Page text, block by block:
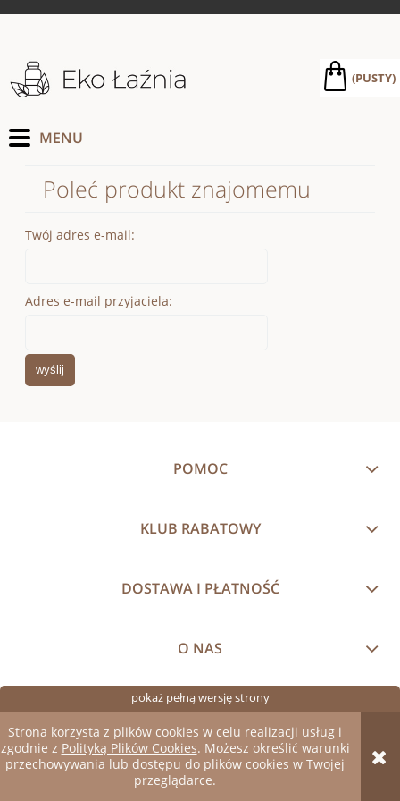
Strona korzysta z plików cookies w celu realizacji usług i
zgodnie z Polityką Plików Cookies. Możesz określić warunki
przechowywania lub dostępu do plików cookies w Twojej
przeglądarce.
(PUSTY)
Poleć produkt znajomemu
Twój adres e-mail:
Adres e-mail przyjaciela:
wyślij
POMOC
KLUB RABATOWY
DOSTAWA I PŁATNOŚĆ
O NAS
pokaż pełną wersję strony
Sklep internetowy Shoper.pl